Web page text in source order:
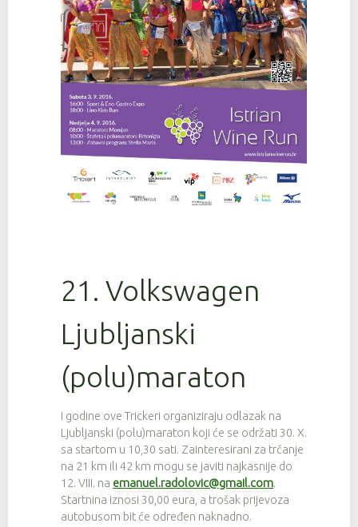
21. Volkswagen
Ljubljanski
(polu)maraton
I godine ove Trickeri organiziraju odlazak na
Ljubljanski (polu)maraton koji će se održati 30. X.
sa startom u 10,30 sati. Zainteresirani za trčanje
na 21 km ili 42 km mogu se javiti najkasnije do
12. VIII. na emanuel.radolovic@gmail.com.
Startnina iznosi 30,00 eura, a trošak prijevoza
autobusom bit će određen naknadno.